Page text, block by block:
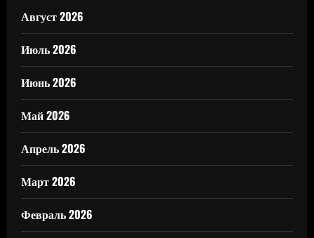
Август 2026
Июль 2026
Июнь 2026
Май 2026
Апрель 2026
Март 2026
Февраль 2026